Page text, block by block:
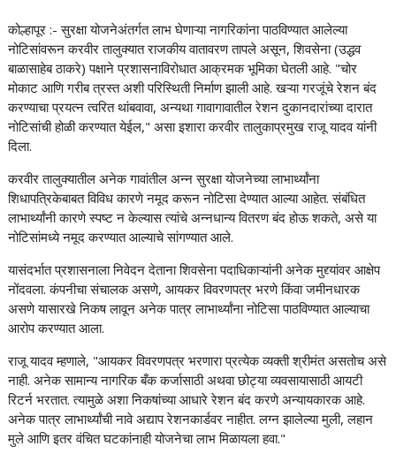
कोल्हापूर :- सुरक्षा योजनेअंतर्गत लाभ घेणाऱ्या नागरिकांना पाठविण्यात आलेल्या
नोटिसांवरून करवीर तालुक्यात राजकीय वातावरण तापले असून, शिवसेना (उद्धव
बाळासाहेब ठाकरे) पक्षाने प्रशासनाविरोधात आक्रमक भूमिका घेतली आहे. "चोर
मोकाट आणि गरीब त्रस्त अशी परिस्थिती निर्माण झाली आहे. खऱ्या गरजूंचे रेशन बंद
करण्याचा प्रयत्न त्वरित थांबवावा, अन्यथा गावागावातील रेशन दुकानदारांच्या दारात
नोटिसांची होळी करण्यात येईल," असा इशारा करवीर तालुकाप्रमुख राजू यादव यांनी
दिला.
करवीर तालुक्यातील अनेक गावांतील अन्न सुरक्षा योजनेच्या लाभार्थ्यांना
शिधापत्रिकेबाबत विविध कारणे नमूद करून नोटिसा देण्यात आल्या आहेत. संबंधित
लाभार्थ्यांनी कारणे स्पष्ट न केल्यास त्यांचे अन्नधान्य वितरण बंद होऊ शकते, असे या
नोटिसांमध्ये नमूद करण्यात आल्याचे सांगण्यात आले.
यासंदर्भात प्रशासनाला निवेदन देताना शिवसेना पदाधिकाऱ्यांनी अनेक मुद्द्यांवर आक्षेप
नोंदवला. कंपनीचा संचालक असणे, आयकर विवरणपत्र भरणे किंवा जमीनधारक
असणे यासारखे निकष लावून अनेक पात्र लाभार्थ्यांना नोटिसा पाठविण्यात आल्याचा
आरोप करण्यात आला.
राजू यादव म्हणाले, "आयकर विवरणपत्र भरणारा प्रत्येक व्यक्ती श्रीमंत असतोच असे
नाही. अनेक सामान्य नागरिक बँक कर्जासाठी अथवा छोट्या व्यवसायासाठी आयटी
रिटर्न भरतात. त्यामुळे अशा निकषांच्या आधारे रेशन बंद करणे अन्यायकारक आहे.
अनेक पात्र लाभार्थ्यांची नावे अद्याप रेशनकार्डवर नाहीत. लग्न झालेल्या मुली, लहान
मुले आणि इतर वंचित घटकांनाही योजनेचा लाभ मिळायला हवा."